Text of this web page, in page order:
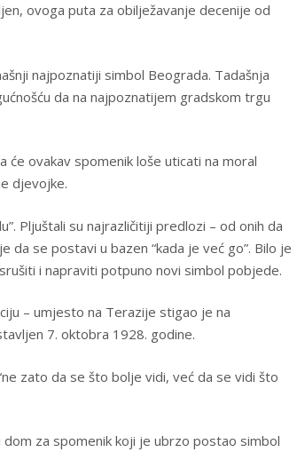
ovoga puta za obilježavanje decenije od
najpoznatiji simbol Beograda. Tadašnja
da na najpoznatijem gradskom trgu
ovakav spomenik loše uticati na moral
djevojke.
Pljuštali su najrazličitiji predlozi – od onih da
da se postavi u bazen “kada je već go”. Bilo je
i napraviti potpuno novi simbol pobjede.
– umjesto na Terazije stigao je na
7. oktobra 1928. godine.
zato da se što bolje vidi, već da se vidi što
za spomenik koji je ubrzo postao simbol